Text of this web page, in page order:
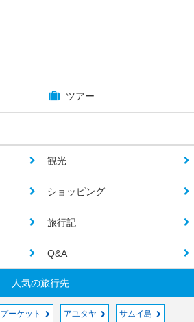
ツアー
観光
ショッピング
旅行記
Q&A
人気の旅行先
プーケット アユタヤ サムイ島